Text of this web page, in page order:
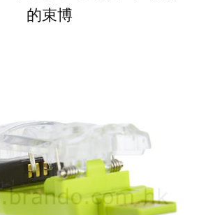
的束博